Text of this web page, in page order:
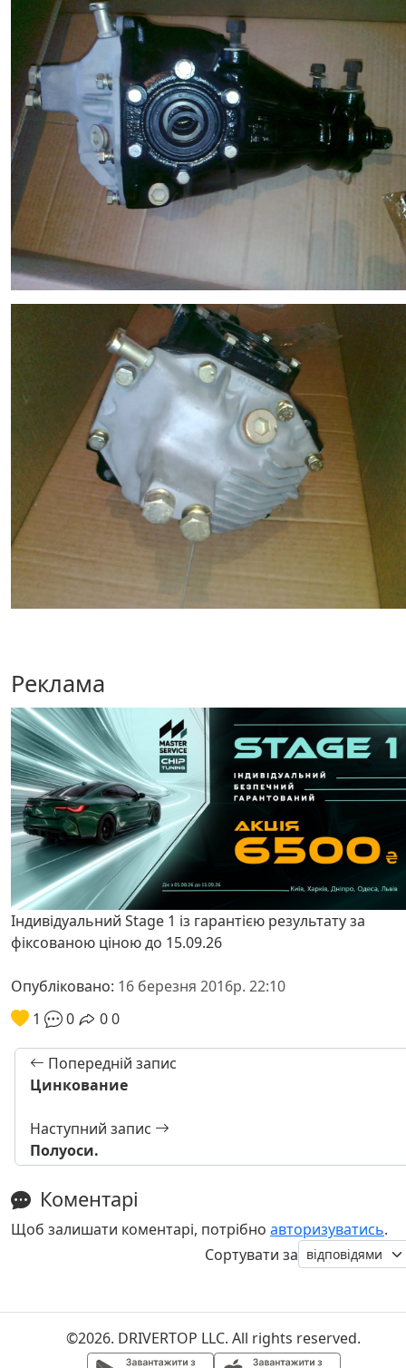
Реклама
Індивідуальний Stage 1 із гарантією результату за
фіксованою ціною до 15.09.26
Опубліковано: 16 березня 2016р. 22:10
1
0 00
Попередній запис
Цинкование
Наступний запис
Полуоси.
Коментарі
Щоб залишати коментарі, потрібно авторизуватись.
Сортувати за
©2026. DRIVERTOP LLC. All rights reserved.